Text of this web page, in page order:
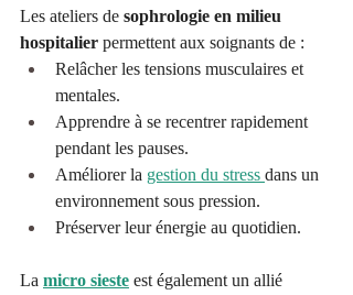
Les ateliers de sophrologie en milieu
hospitalier permettent aux soignants de :
Relâcher les tensions musculaires et
mentales.
Apprendre à se recentrer rapidement
pendant les pauses.
Améliorer la gestion du stress dans un
environnement sous pression.
Préserver leur énergie au quotidien.
La micro sieste est également un allié